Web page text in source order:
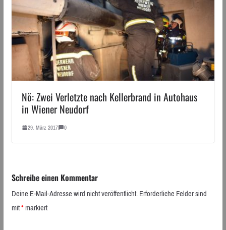
Nö: Zwei Verletzte nach Kellerbrand in Autohaus
in Wiener Neudorf
29. März 2017 0
Schreibe einen Kommentar
Deine E-Mail-Adresse wird nicht veröffentlicht.Erforderliche Felder sind
mit*markiert